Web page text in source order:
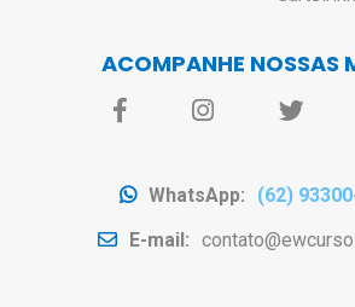
ACOMPANHE NOSSAS
WhatsApp:
(62)
E-mail: